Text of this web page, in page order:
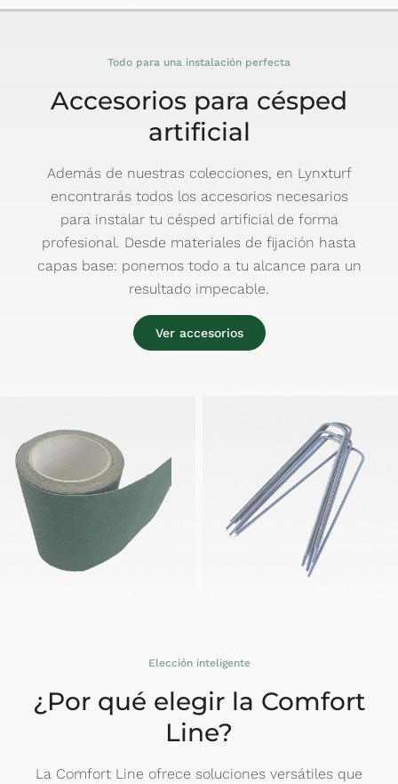
Todo para una instalación perfecta
Accesorios para césped
artificial
Además de nuestras colecciones, en Lynxturf
encontrarás todos los accesorios necesarios
para instalar tu césped artificial de forma
profesional. Desde materiales de fijación hasta
capas base: ponemos todo a tu alcance para un
resultado impecable.
Ver accesorios
Elección inteligente
¿Por qué elegir la Comfort
Line?
La Comfort Line ofrece soluciones versátiles que